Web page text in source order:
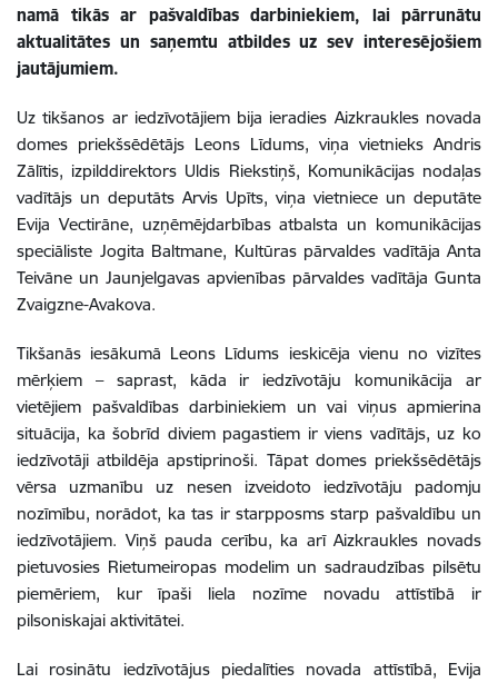
namā tikās ar pašvaldības darbiniekiem, lai pārrunātu
aktualitātes un saņemtu atbildes uz sev interesējošiem
jautājumiem.
Uz tikšanos ar iedzīvotājiem bija ieradies Aizkraukles novada
domes priekšsēdētājs Leons Līdums, viņa vietnieks Andris
Zālītis, izpilddirektors Uldis Riekstiņš, Komunikācijas nodaļas
vadītājs un deputāts Arvis Upīts, viņa vietniece un deputāte
Evija Vectirāne, uzņēmējdarbības atbalsta un komunikācijas
speciāliste Jogita Baltmane, Kultūras pārvaldes vadītāja Anta
Teivāne un Jaunjelgavas apvienības pārvaldes vadītāja Gunta
Zvaigzne-Avakova.
Tikšanās iesākumā Leons Līdums ieskicēja vienu no vizītes
mērķiem – saprast, kāda ir iedzīvotāju komunikācija ar
vietējiem pašvaldības darbiniekiem un vai viņus apmierina
situācija, ka šobrīd diviem pagastiem ir viens vadītājs, uz ko
iedzīvotāji atbildēja apstiprinoši. Tāpat domes priekšsēdētājs
vērsa uzmanību uz nesen izveidoto iedzīvotāju padomju
nozīmību, norādot, ka tas ir starpposms starp pašvaldību un
iedzīvotājiem. Viņš pauda cerību, ka arī Aizkraukles novads
pietuvosies Rietumeiropas modelim un sadraudzības pilsētu
piemēriem, kur īpaši liela nozīme novadu attīstībā ir
pilsoniskajai aktivitātei.
Lai rosinātu iedzīvotājus piedalīties novada attīstībā, Evija